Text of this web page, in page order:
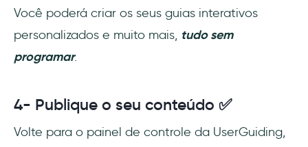
Você poderá criar os seus guias interativos
personalizados e muito mais, tudo sem
programar.
4- Publique o seu conteúdo ✅
Volte para o painel de controle da UserGuiding,